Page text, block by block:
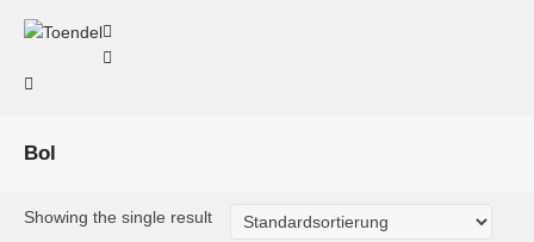
Bol
Showing the single result